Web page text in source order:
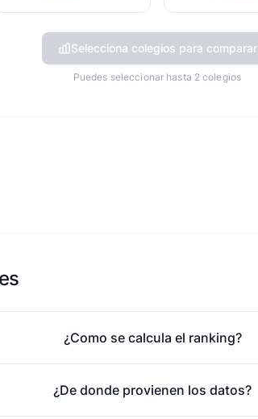
Selecciona colegios para comparar
Puedes seleccionar hasta 2 colegios
¿Como se calcula el ranking?
¿De donde provienen los datos?